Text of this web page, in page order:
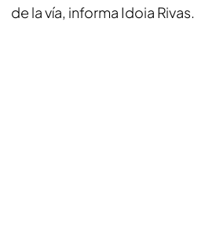
de la vía, informa Idoia Rivas.